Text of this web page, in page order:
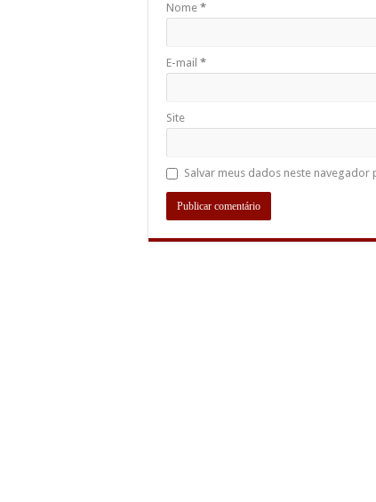
Nome *
E-mail *
Site
Salvar meus dados neste